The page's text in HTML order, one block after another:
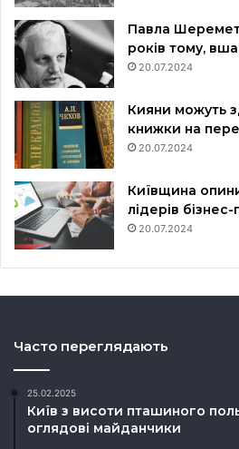
Павла
років тому,
20.07.2024
Кияни можуть
книжки на
20.07.2024
Київщина
лідерів
20.07.2024
Часто переглядають
25.02.2025
Київ з висоти пташиного
оглядові майданчики